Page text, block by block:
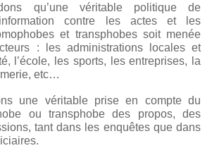
qu’une véritable politique de
contre les actes et les
et transphobes soit menée
: les administrations locales et
l’école, les sports, les entreprises, la
etc…
une véritable prise en compte du
ou transphobe des propos, des
tant dans les enquêtes que dans